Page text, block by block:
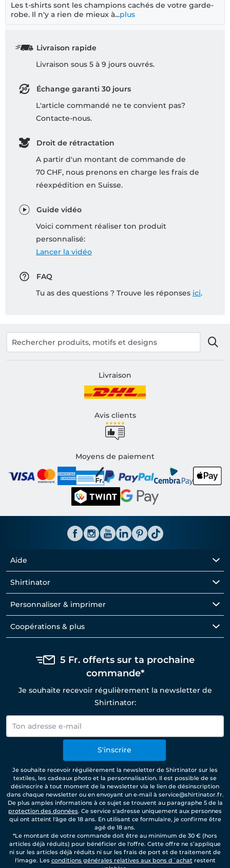
Les t-shirts sont les champions cachés de votre garde-
robe. Il n'y a rien de mieux à...plus
Livraison rapide
Livraison sous 5 à 9 jours ouvrés.
Échange garanti 30 jours
L'article commandé ne te convient pas?
Contacte-nous.
Droit de rétractation
A partir d'un montant de commande de
70 CHF, nous prenons en charge les frais de
réexpédition en Suisse.
Guide vidéo
Voici comment réaliser ton produit
personnalisé:
Lancer la vidéo
FAQ
Tu as des questions ? Trouve les réponses ici.
Livraison
Avis clients
Moyens de paiement
Aide
Shirtinator
Personnaliser & imprimer
Coopérations & plus
5 Fr. offerts sur ta prochaine
commande*
Je souhaite recevoir régulièrement la newsletter de
Shirtinator:
S'inscrire
Je souhaite recevoir régulièrement la newsletter de Shirtinator sur les
textiles, les cadeaux photo et la personnalisation. Il est possible de se
désinscrire à tout moment de la newsletter via le lien de désinscription
dans chaque newsletter ou en envoyant un e-mail à service@shirtinator.fr.
De plus amples informations à ce sujet se trouvent au paragraphe 5 de la
protection des données. Ce service s'adresse uniquement aux personnes
qui ont atteint l'âge de 18 ans. En utilisant ce formulaire, je confirme être
agé de 18 ans.
*Le montant de votre commande doit être au minimum de 30 € (hors
articles déjà réduits) pour bénéficier de l'offre. Cette offre ne s’applique
ni sur les articles déjà réduits ni sur les frais de port et de traitement de
l'image. Les conditions générales relatives aux bons d´achatrestent